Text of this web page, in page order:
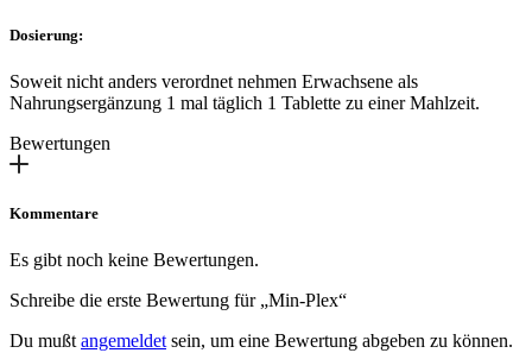
Dosierung:
Soweit nicht anders verordnet nehmen Erwachsene als
Nahrungsergänzung 1 mal täglich 1 Tablette zu einer Mahlzeit.
Bewertungen
Kommentare
Es gibt noch keine Bewertungen.
Schreibe die erste Bewertung für „Min-Plex“
Du mußtangemeldetsein, um eine Bewertung abgeben zu können.